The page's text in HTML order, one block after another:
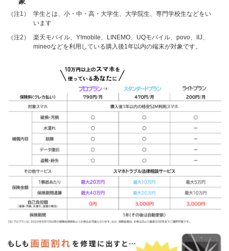
（注1）
学生とは、小・中・高・大学生、大学院生、専門学校生などをい
います
（注2）
楽天モバイル、Y!mobile、LINEMO、UQモバイル、povo、IIJ、
mineoなどを利用している購入後1年以内の端末が対象です。